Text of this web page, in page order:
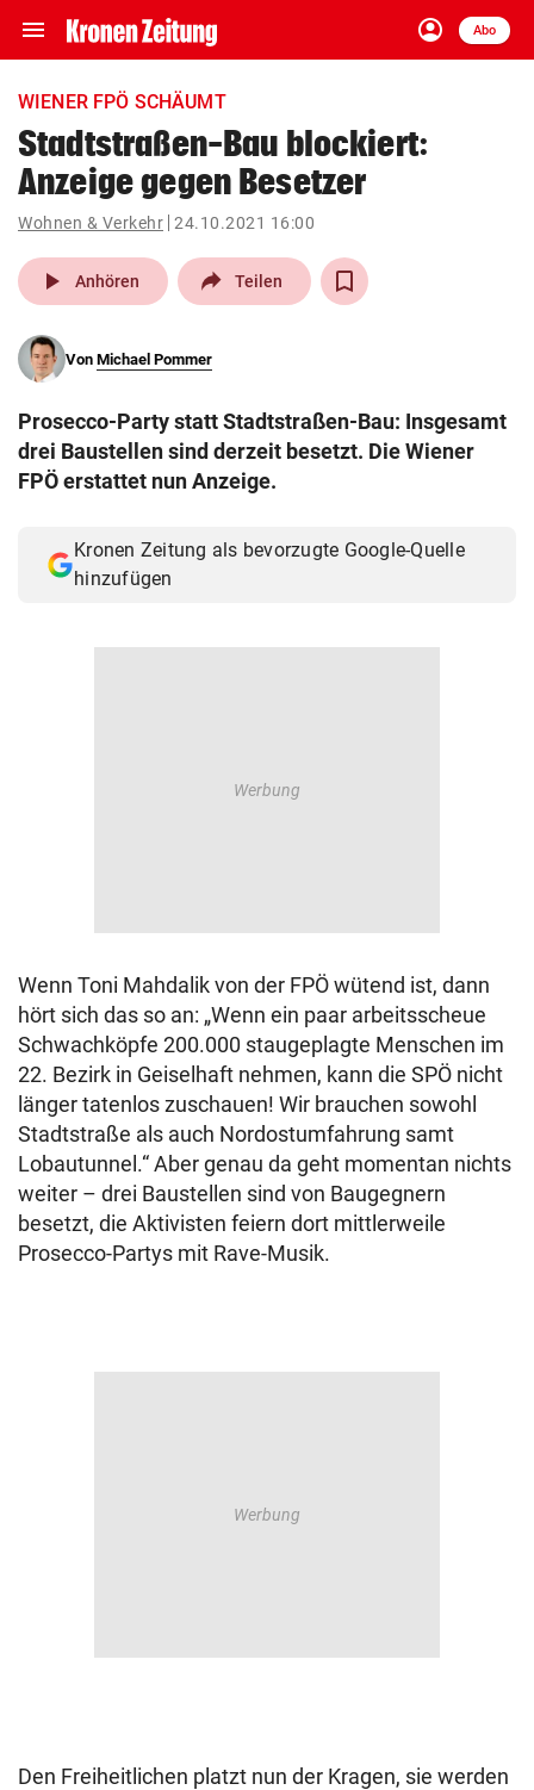
menu Navigation
ein-/ausklappen
account_circle
Anmelden
Abo
close Schließen
account_circle Anmelden
arrow_right
pin_drop
Wien arrow_right
search
eingeben
© Krone Multimedia GmbH & Co KG 2026
Muthgasse 2, 1190 Wien
WIENER FPÖ SCHÄUMT
Stadtstraßen-Bau blockiert:
Anzeige gegen Besetzer
Wohnen & Verkehr 24.10.2021 16:00
play_arrow Anhören Teilen
Von Michael Pommer
Prosecco-Party statt Stadtstraßen-Bau: Insgesamt
drei Baustellen sind derzeit besetzt. Die Wiener
FPÖ erstattet nun Anzeige.
Kronen Zeitung als bevorzugte Google-Quelle
hinzufügen
Wenn Toni Mahdalik von der FPÖ wütend ist, dann
hört sich das so an: „Wenn ein paar arbeitsscheue
Schwachköpfe 200.000 staugeplagte Menschen im
22. Bezirk in Geiselhaft nehmen, kann die SPÖ nicht
länger tatenlos zuschauen! Wir brauchen sowohl
Stadtstraße als auch Nordostumfahrung samt
Lobautunnel.“ Aber genau da geht momentan nichts
weiter – drei Baustellen sind von Baugegnern
besetzt, die Aktivisten feiern dort mittlerweile
Prosecco-Partys mit Rave-Musik.
Den Freiheitlichen platzt nun der Kragen, sie werden